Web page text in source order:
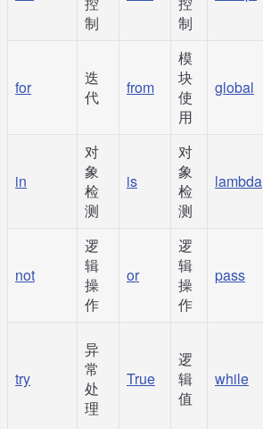
制
制
for
迭
代
from
模
块
使
用
global
in
对
象
检
测
is
对
象
检
测
lambda
not
逻
辑
操
作
or
逻
辑
操
作
pass
try
异
常
处
理
True
逻
辑
值
while